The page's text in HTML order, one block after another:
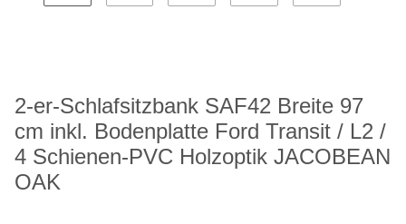
2-er-Schlafsitzbank SAF42 Breite 97
cm inkl. Bodenplatte Ford Transit / L2 /
4 Schienen-PVC Holzoptik JACOBEAN
OAK